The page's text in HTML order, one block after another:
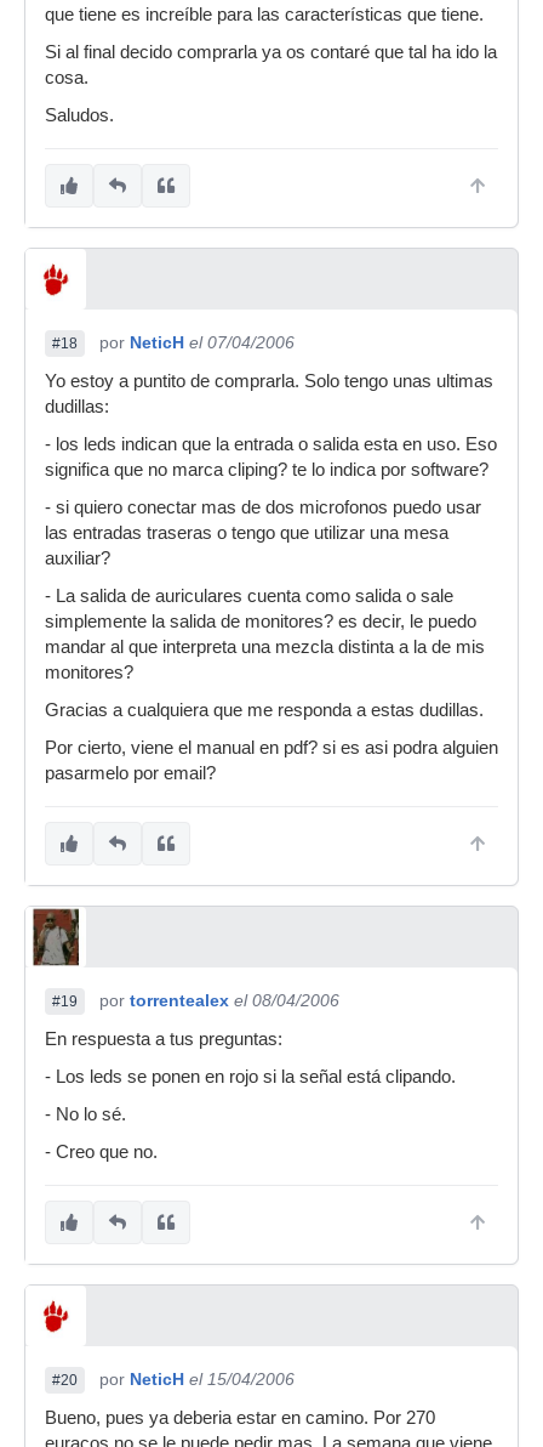
que tiene es increíble para las características que tiene.
Si al final decido comprarla ya os contaré que tal ha ido la
cosa.
Saludos.
#18 por NeticH el 07/04/2006
Yo estoy a puntito de comprarla. Solo tengo unas ultimas
dudillas:
- los leds indican que la entrada o salida esta en uso. Eso
significa que no marca cliping? te lo indica por software?
- si quiero conectar mas de dos microfonos puedo usar
las entradas traseras o tengo que utilizar una mesa
auxiliar?
- La salida de auriculares cuenta como salida o sale
simplemente la salida de monitores? es decir, le puedo
mandar al que interpreta una mezcla distinta a la de mis
monitores?
Gracias a cualquiera que me responda a estas dudillas.
Por cierto, viene el manual en pdf? si es asi podra alguien
pasarmelo por email?
#19 por torrentealex el 08/04/2006
En respuesta a tus preguntas:
- Los leds se ponen en rojo si la señal está clipando.
- No lo sé.
- Creo que no.
#20 por NeticH el 15/04/2006
Bueno, pues ya deberia estar en camino. Por 270